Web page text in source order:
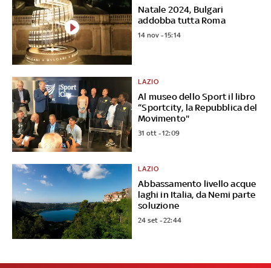
Natale 2024, Bulgari
addobba tutta Roma
14 nov - 15:14
Al museo dello Sport il libro
“Sportcity, la Repubblica del
Movimento"
LAZIO
31 ott - 12:09
Abbassamento livello acque
laghi in Italia, da Nemi parte
soluzione
LAZIO
24 set - 22:44